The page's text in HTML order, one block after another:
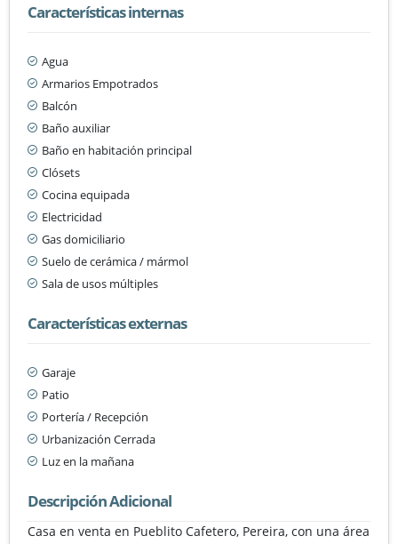
Características internas
Agua
Armarios Empotrados
Balcón
Baño auxiliar
Baño en habitación principal
Clósets
Cocina equipada
Electricidad
Gas domiciliario
Suelo de cerámica / mármol
Sala de usos múltiples
Características externas
Garaje
Patio
Portería / Recepción
Urbanización Cerrada
Luz en la mañana
Descripción Adicional
Casa en venta en Pueblito Cafetero, Pereira, con una área